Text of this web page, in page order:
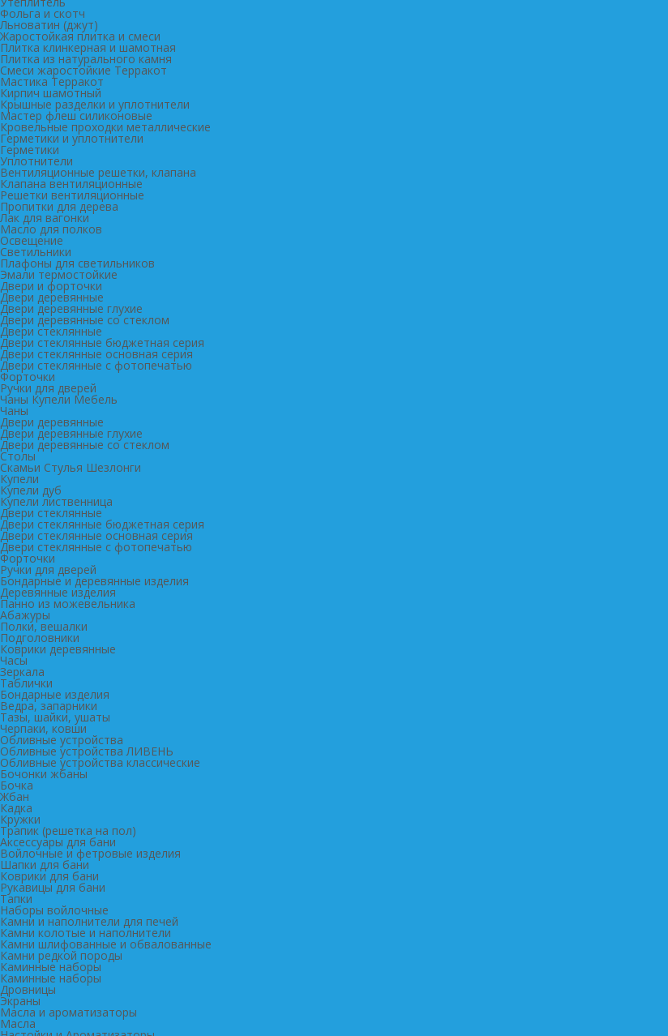
Фольга и скотч
Льноватин (джут)
Жаростойкая плитка и смеси
Плитка клинкерная и шамотная
Плитка из натурального камня
Смеси жаростойкие Терракот
Мастика Терракот
Кирпич шамотный
Крышные разделки и уплотнители
Мастер флеш силиконовые
Кровельные проходки металлические
Герметики и уплотнители
Герметики
Уплотнители
Вентиляционные решетки, клапана
Клапана вентиляционные
Решетки вентиляционные
Пропитки для дерева
Лак для вагонки
Масло для полков
Освещение
Светильники
Плафоны для светильников
Эмали термостойкие
Двери и форточки
Двери деревянные
Двери деревянные глухие
Двери деревянные со стеклом
Двери стеклянные
Двери стеклянные бюджетная серия
Двери стеклянные основная серия
Двери стеклянные с фотопечатью
Форточки
Ручки для дверей
Чаны Купели Мебель
Чаны
Двери деревянные
Двери деревянные глухие
Двери деревянные со стеклом
Столы
Скамьи Стулья Шезлонги
Купели
Купели дуб
Купели лиственница
Двери стеклянные
Двери стеклянные бюджетная серия
Двери стеклянные основная серия
Двери стеклянные с фотопечатью
Форточки
Ручки для дверей
Бондарные и деревянные изделия
Деревянные изделия
Панно из можевельника
Абажуры
Полки, вешалки
Подголовники
Коврики деревянные
Часы
Зеркала
Таблички
Бондарные изделия
Ведра, запарники
Тазы, шайки, ушаты
Черпаки, ковши
Обливные устройства
Обливные устройства ЛИВЕНЬ
Обливные устройства классические
Бочонки жбаны
Бочка
Жбан
Кадка
Кружки
Трапик (решетка на пол)
Аксессуары для бани
Войлочные и фетровые изделия
Шапки для бани
Коврики для бани
Рукавицы для бани
Тапки
Наборы войлочные
Камни и наполнители для печей
Камни колотые и наполнители
Камни шлифованные и обвалованные
Камни редкой породы
Каминные наборы
Каминные наборы
Дровницы
Экраны
Масла и ароматизаторы
Масла